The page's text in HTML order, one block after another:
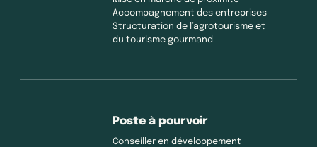
Accompagnement des entreprises
Structuration de l’agrotourisme et
du tourisme gourmand
Poste à pourvoir
Conseiller en développement